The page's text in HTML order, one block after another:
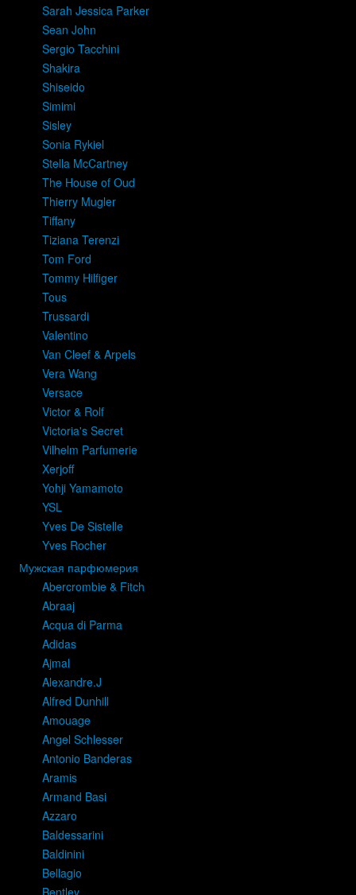
Sarah Jessica Parker
Sean John
Sergio Tacchini
Shakira
Shiseido
Simimi
Sisley
Sonia Rykiel
Stella McCartney
The House of Oud
Thierry Mugler
Tiffany
Tiziana Terenzi
Tom Ford
Tommy Hilfiger
Tous
Trussardi
Valentino
Van Cleef & Arpels
Vera Wang
Versace
Victor & Rolf
Victoria's Secret
Vilhelm Parfumerie
Xerjoff
Yohji Yamamoto
YSL
Yves De Sistelle
Yves Rocher
Мужская парфюмерия
Abercrombie & Fitch
Abraaj
Acqua di Parma
Adidas
Ajmal
Alexandre.J
Alfred Dunhill
Amouage
Angel Schlesser
Antonio Banderas
Aramis
Armand Basi
Azzaro
Baldessarini
Baldinini
Bellagio
Bentley